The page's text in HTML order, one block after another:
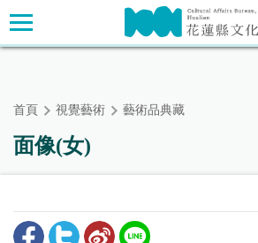
跳
到
主
主要內容區塊
首頁 視覺藝術 藝術品典藏
面像(女)